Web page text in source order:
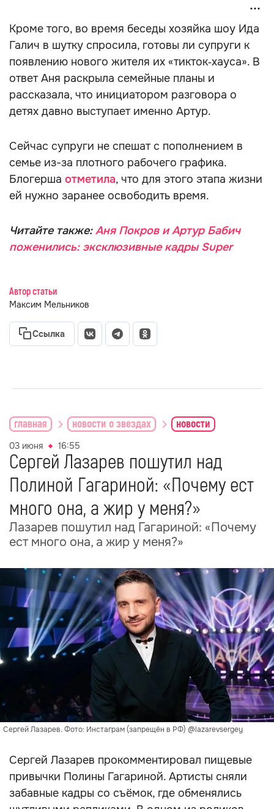
Кроме того, во время беседы хозяйка шоу Ида
Галич в шутку спросила, готовы ли супруги к
появлению нового жителя их «тикток‑хауса». В
ответ Аня раскрыла семейные планы и
рассказала, что инициатором разговора о
детях давно выступает именно Артур.
Сейчас супруги не спешат с пополнением в
семье из-за плотного рабочего графика.
Блогерша отметила, что для этого этапа жизни
ей нужно заранее освободить время.
Читайте также:Аня Покров и Артур Бабич
поженились: эксклюзивные кадры Super
Автор статьи
Максим Мельников
Ссылка
главная новости о звездах новости
03 июня 16:55
Сергей Лазарев пошутил над
Полиной Гагариной: «Почему ест
много она, а жир у меня?»
Лазарев пошутил над Гагариной: «Почему
ест много она, а жир у меня?»
Сергей Лазарев. Фото: Инстаграм (запрещён в РФ) @lazarevsergey
Сергей Лазарев прокомментировал пищевые
привычки Полины Гагариной. Артисты сняли
забавные кадры со съёмок, где обменялись